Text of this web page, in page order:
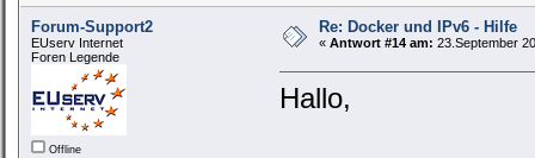
Forum-Support2
EUserv Internet
Foren Legende
Offline
Re: Docker und IPv6 - Hilfe
« Antwort #14 am: 23.September
Hallo,